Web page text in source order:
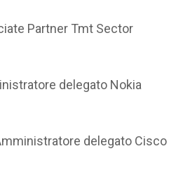
Partner Tmt Sector
delegato Nokia
delegato Cisco